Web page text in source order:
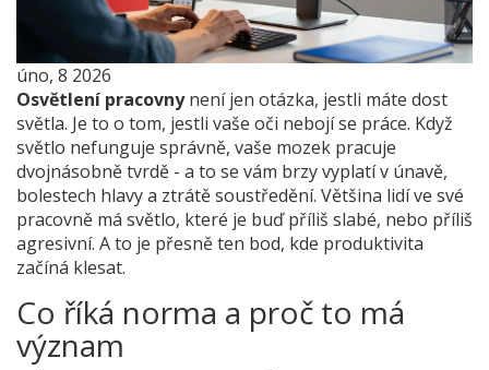
úno, 8 2026
Osvětlení pracovnynení jen otázka, jestli máte dost
světla. Je to o tom, jestli vaše oči nebojí se práce. Když
světlo nefunguje správně, vaše mozek pracuje
dvojnásobně tvrdě - a to se vám brzy vyplatí v únavě,
bolestech hlavy a ztrátě soustředění. Většina lidí ve své
pracovně má světlo, které je buď příliš slabé, nebo příliš
agresivní. A to je přesně ten bod, kde produktivita
začíná klesat.
Co říká norma a proč to má
význam